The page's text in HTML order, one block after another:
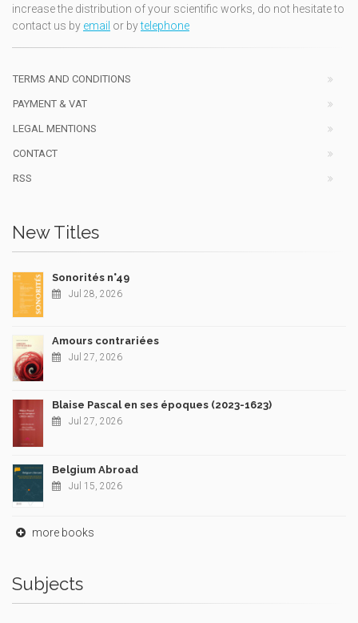
increase the distribution of your scientific works, do not hesitate to
contact us by email or bytelephone
TERMS AND CONDITIONS
PAYMENT & VAT
LEGAL MENTIONS
CONTACT
RSS
New Titles
Sonorités n°49
Jul 28, 2026
Amours contrariées
Jul 27, 2026
Blaise Pascal en ses époques (2023-1623)
Jul 27, 2026
Belgium Abroad
Jul 15, 2026
more books
Subjects